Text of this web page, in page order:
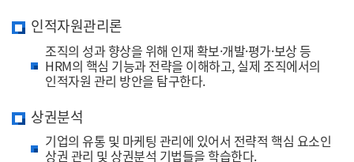
인적자원관리론
조직의 성과 향상을 위해 인재 확보·개발·평가·보상 등
HRM의 핵심 기능과 전략을 이해하고, 실제 조직에서의
인적자원 관리 방안을 탐구한다.
상권분석
기업의 유통 및 마케팅 관리에 있어서 전략적 핵심 요소인
상권 관리 및 상권분석 기법들을 학습한다.